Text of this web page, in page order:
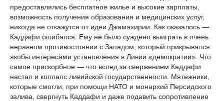
предоставлялись бесплатное жилье и высокие зарплаты,
возможность получения образования и медицинских услуг,
никогда не откажутся от идеи Джамахирии. Как оказалось —
Каддафи ошибался. Ему не было суждено выиграть в очень
неравном противостоянии с Западом, который прикрывался
якобы интересами установления в Ливии «демократии». Что
самое прискорбное — что вслед за свержением Каддафи
настал и коллапс ливийской государственности. Мятежники,
которые смогли, при помощи НАТО и монархий Персидского
залива, свергнуть Каддафи и даже подавить сопротивление